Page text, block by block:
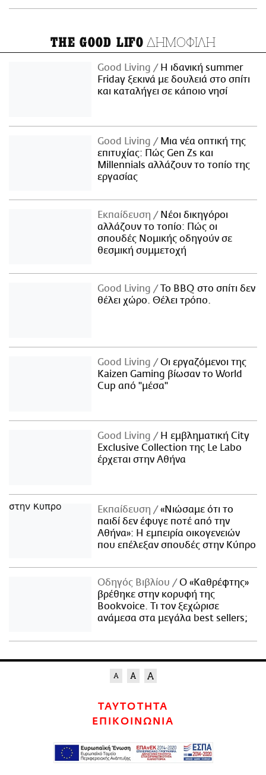
THE GOOD LIFO ΔΗΜΟΦΙΛΗ
Good Living
Η ιδανική summer
Friday ξεκινά με δουλειά στο σπίτι
και καταλήγει σε κάποιο νησί
Good Living
Μια νέα οπτική της
επιτυχίας: Πώς Gen Zs και
Millennials αλλάζουν το τοπίο της
εργασίας
Εκπαίδευση
Νέοι δικηγόροι
αλλάζουν το τοπίο: Πώς οι
σπουδές Νομικής οδηγούν σε
θεσμική συμμετοχή
Good Living
Το BBQ στο σπίτι δεν
θέλει χώρο. Θέλει τρόπο.
Good Living
Οι εργαζόμενοι της
Kaizen Gaming βίωσαν το World
Cup από "μέσα"
Good Living
Η εμβληματική City
Exclusive Collection της Le Labo
έρχεται στην Αθήνα
Εκπαίδευση
«Νιώσαμε ότι το
παιδί δεν έφυγε ποτέ από την
Αθήνα»: Η εμπειρία οικογενειών
που επέλεξαν σπουδές στην Κύπρο
Οδηγός Βιβλίου
Ο «Καθρέφτης»
βρέθηκε στην κορυφή της
Bookvoice. Τι τον ξεχώρισε
ανάμεσα στα μεγάλα best sellers;
ΤΑΥΤΟΤΗΤΑ
ΕΠΙΚΟΙΝΩΝΙΑ